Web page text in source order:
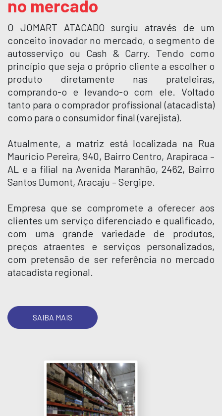
no mercado
O JOMART ATACADO surgiu através de um
conceito inovador no mercado, o segmento de
autosserviço ou Cash & Carry. Tendo como
princípio que seja o próprio cliente a escolher o
produto diretamente nas prateleiras,
comprando-o e levando-o com ele. Voltado
tanto para o comprador profissional (atacadista)
como para o consumidor final (varejista).
Atualmente, a matriz está localizada na Rua
Maurício Pereira, 940, Bairro Centro, Arapiraca –
AL e a filial na Avenida Maranhão, 2462, Bairro
Santos Dumont, Aracaju – Sergipe.
Empresa que se compromete a oferecer aos
clientes um serviço diferenciado e qualificado,
com uma grande variedade de produtos,
preços atraentes e serviços personalizados,
com pretensão de ser referência no mercado
atacadista regional.
SAIBA MAIS